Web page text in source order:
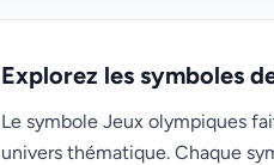
Explorez les symboles
Le symbole Jeux olympiques
univers thématique. Chaque